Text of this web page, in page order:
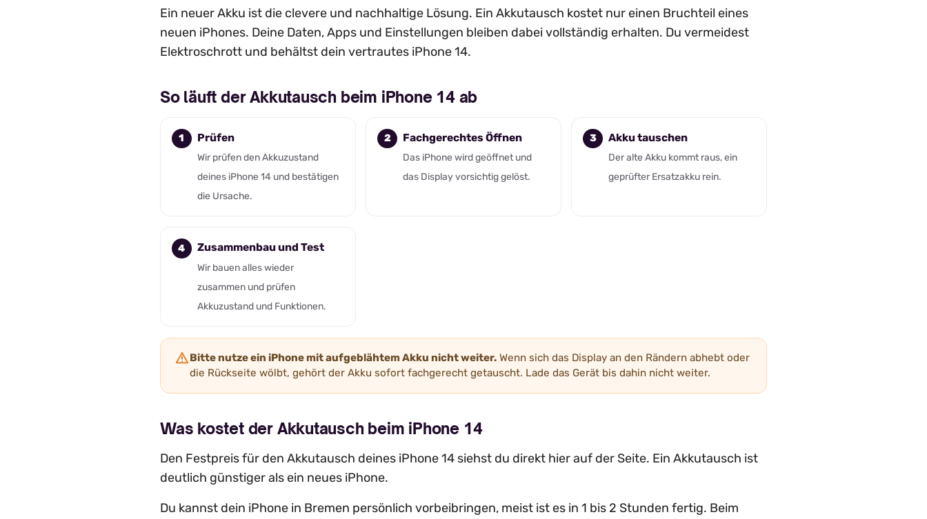
Ein neuer Akku ist die clevere und nachhaltige Lösung. Ein Akkutausch kostet nur einen Bruchteil eines
neuen iPhones. Deine Daten, Apps und Einstellungen bleiben dabei vollständig erhalten. Du vermeidest
Elektroschrott und behältst dein vertrautes iPhone 14.
So läuft der Akkutausch beim iPhone 14 ab
Prüfen
Wir prüfen den Akkuzustand
deines iPhone 14 und bestätigen
die Ursache.
Fachgerechtes Öffnen
Das iPhone wird geöffnet und
das Display vorsichtig gelöst.
Akku tauschen
Der alte Akku kommt raus, ein
geprüfter Ersatzakku rein.
Zusammenbau und Test
Wir bauen alles wieder
zusammen und prüfen
Akkuzustand und Funktionen.
Bitte nutze ein iPhone mit aufgeblähtem Akku nicht weiter. Wenn sich das Display an den Rändern abhebt oder
die Rückseite wölbt, gehört der Akku sofort fachgerecht getauscht. Lade das Gerät bis dahin nicht weiter.
Was kostet der Akkutausch beim iPhone 14
Den Festpreis für den Akkutausch deines iPhone 14 siehst du direkt hier auf der Seite. Ein Akkutausch ist
deutlich günstiger als ein neues iPhone.
Du kannst dein iPhone in Bremen persönlich vorbeibringen, meist ist es in 1 bis 2 Stunden fertig. Beim